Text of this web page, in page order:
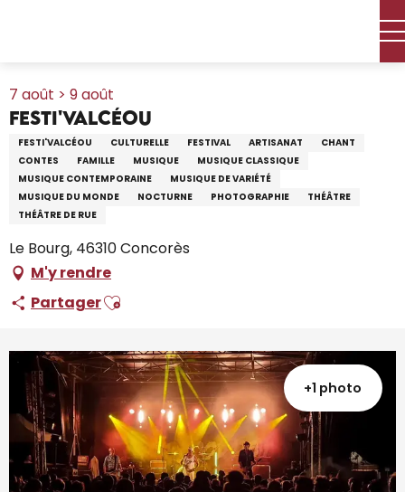
7 août > 9 août
Festi'ValCéou
FESTI'VALCÉOU CULTURELLE FESTIVAL ARTISANAT
CHANT
CONTES
FAMILLE MUSIQUE
MUSIQUE CLASSIQUE
MUSIQUE CONTEMPORAINE
MUSIQUE DE VARIÉTÉ
MUSIQUE DU MONDE
NOCTURNE PHOTOGRAPHIE
THÉÂTRE
THÉÂTRE DE RUE
Le Bourg, 46310 Concorès
M'y rendre
PartagerAjouter aux favoris
+1 photo